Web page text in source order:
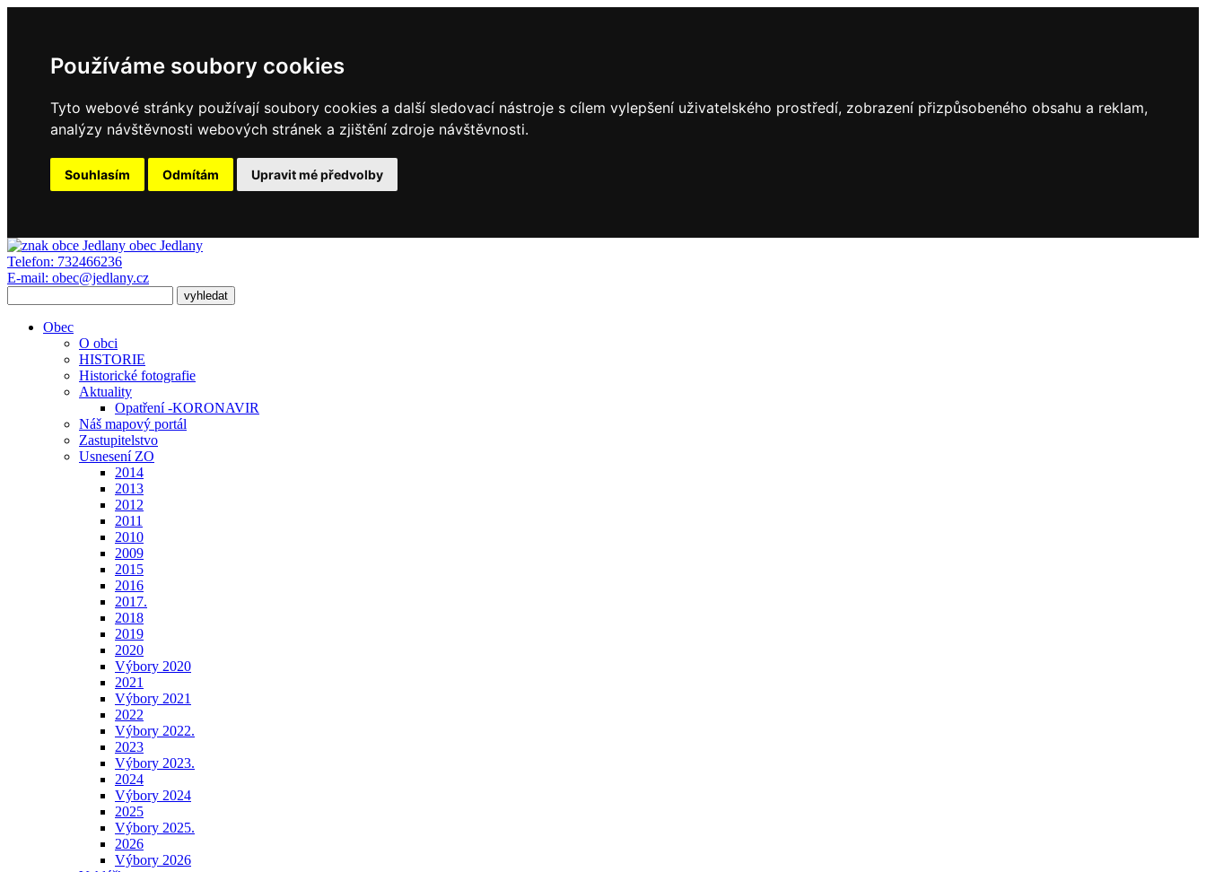
Používáme soubory cookies
Tyto webové stránky používají soubory cookies a další sledovací nástroje s cílem vylepšení uživatelského prostředí, zobrazení přizpůsobeného obsahu a reklam,
analýzy návštěvnosti webových stránek a zjištění zdroje návštěvnosti.
Souhlasím Odmítám Upravit mé předvolby
obec Jedlany
Telefon: 732466236
E-mail: obec@jedlany.cz
Obec
O obci
HISTORIE
Historické fotografie
Aktuality
Opatření -KORONAVIR
Náš mapový portál
Zastupitelstvo
Usnesení ZO
2014
2013
2012
2011
2010
2009
2015
2016
2017.
2018
2019
2020
Výbory 2020
2021
Výbory 2021
2022
Výbory 2022.
2023
Výbory 2023.
2024
Výbory 2024
2025
Výbory 2025.
2026
Výbory 2026